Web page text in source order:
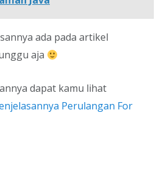
ada pada artikel
aja
dapat kamu lihat
Perulangan For